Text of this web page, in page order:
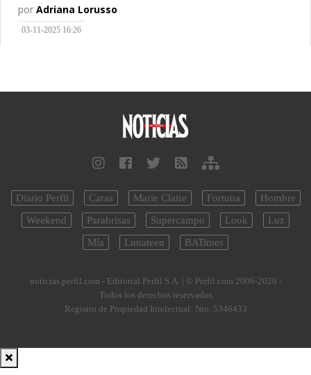
por Adriana Lorusso
03-11-2025 16:26
Diario Perfil Caras Marie Claire Fortuna
Hombre
Weekend
Parabrisas Supercampo Look
Luz
Mía
Lunateen BATimes
noticias.perfil.com - Editorial Perfil S.A. | © Perfil.com 2006-2026 -
Todos los derechos reservados
Registro de Propiedad Intelectual: Nro. 5346433